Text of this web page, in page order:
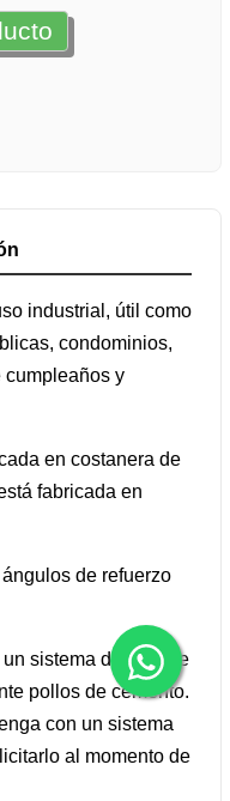
industrial, útil como
condominios,
cumpleaños y
en costanera de
fabricada en
de refuerzo
sistema de anclaje
pollos de cemento.
con un sistema
al momento de